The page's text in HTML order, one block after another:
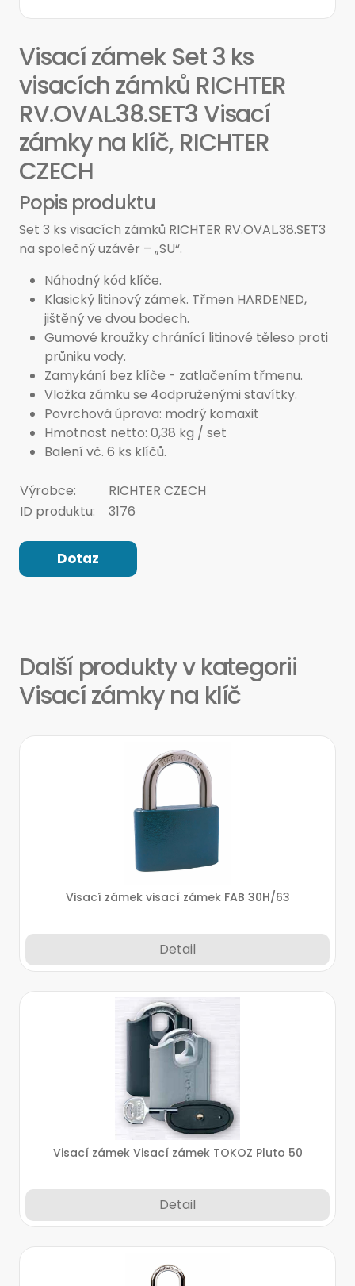
Visací zámek Set 3 ks
visacích zámků RICHTER
RV.OVAL.38.SET3 Visací
zámky na klíč, RICHTER
CZECH
Popis produktu
Set 3 ks visacích zámků RICHTER RV.OVAL.38.SET3
na společný uzávěr – „SU“.
Náhodný kód klíče.
Klasický litinový zámek. Třmen HARDENED,
jištěný ve dvou bodech.
Gumové kroužky chránící litinové těleso proti
průniku vody.
Zamykání bez klíče - zatlačením třmenu.
Vložka zámku se 4odpruženými stavítky.
Povrchová úprava: modrý komaxit
Hmotnost netto: 0,38 kg / set
Balení vč. 6 ks klíčů.
Výrobce:
RICHTER CZECH
ID produktu:
3176
Dotaz
Další produkty v kategorii
Visací zámky na klíč
Visací zámek visací zámek FAB 30H/63
Detail
Visací zámek Visací zámek TOKOZ Pluto 50
Detail